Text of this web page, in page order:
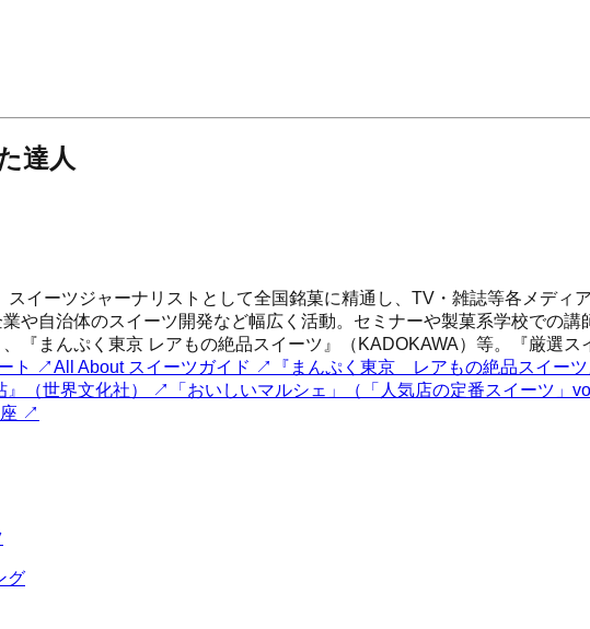
達人
イーツジャーナリストとして全国銘菓に精通し、TV・雑誌等各メディ
や自治体のスイーツ開発など幅広く活動。セミナーや製菓系学校での
『まんぷく東京 レアもの絶品スイーツ』（KADOKAWA）等。『厳選
ト ↗All About スイーツガイド ↗ 『まんぷく東京 レアもの絶品スイーツ
（世界文化社） ↗ 「おいしいマルシェ」（「人気店の定番スイーツ」
↗
グ